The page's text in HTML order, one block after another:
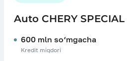
Auto CHERY SPECIAL
600 mln so‘mgacha
Kredit miqdori